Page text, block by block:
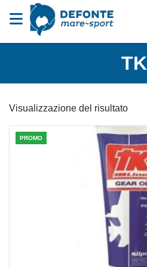
Vai al contenuto
TK
Visualizzazione del risultato
PROMO